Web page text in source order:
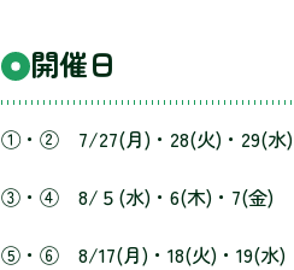
開催日
①・② 7/27(月)・28(火)・29(水)
③・④ 8/５(水)・6(木)・7(金)
⑤・⑥ 8/17(月)・18(火)・19(水)